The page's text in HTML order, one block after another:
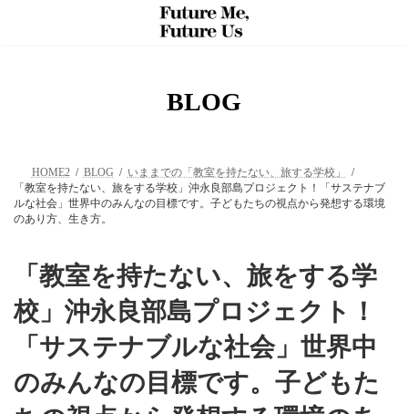
BLOG
HOME2 BLOG
いままでの「教室を持たない、旅する学校」
「教室を持たない、旅をする学校」沖永良部島プロジェクト！「サステナブ
ルな社会」世界中のみんなの目標です。子どもたちの視点から発想する環境
のあり方、生き方。
「教室を持たない、旅をする学
校」沖永良部島プロジェクト！
「サステナブルな社会」世界中
のみんなの目標です。子どもた